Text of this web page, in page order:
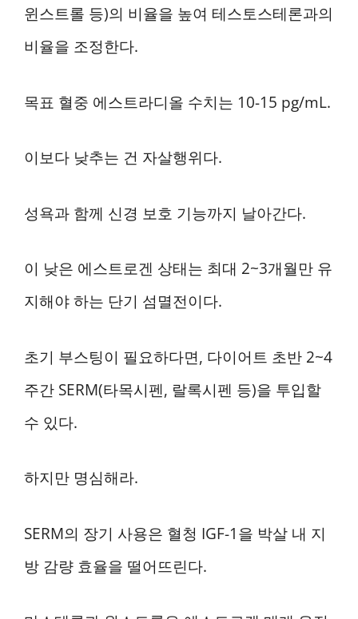
윈스트롤 등)의 비율을 높여 테스토스테론과의
비율을 조정한다.
목표 혈중 에스트라디올 수치는 10-15 pg/mL.
이보다 낮추는 건 자살행위다.
성욕과 함께 신경 보호 기능까지 날아간다.
이 낮은 에스트로겐 상태는 최대 2~3개월만 유
지해야 하는 단기 섬멸전이다.
초기 부스팅이 필요하다면, 다이어트 초반 2~4
주간 SERM(타목시펜, 랄록시펜 등)을 투입할
수 있다.
하지만 명심해라.
SERM의 장기 사용은 혈청 IGF-1을 박살 내 지
방 감량 효율을 떨어뜨린다.